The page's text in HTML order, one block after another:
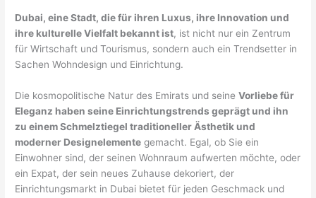
Dubai, eine Stadt, die für ihren Luxus, ihre Innovation und
ihre kulturelle Vielfalt bekannt ist, ist nicht nur ein Zentrum
für Wirtschaft und Tourismus, sondern auch ein Trendsetter in
Sachen Wohndesign und Einrichtung.
Die kosmopolitische Natur des Emirats und seineVorliebe für
Eleganz haben seine Einrichtungstrends geprägt und ihn
zu einem Schmelztiegel traditioneller Ästhetik und
moderner Designelemente gemacht. Egal, ob Sie ein
Einwohner sind, der seinen Wohnraum aufwerten möchte, oder
ein Expat, der sein neues Zuhause dekoriert, der
Einrichtungsmarkt in Dubai bietet für jeden Geschmack und